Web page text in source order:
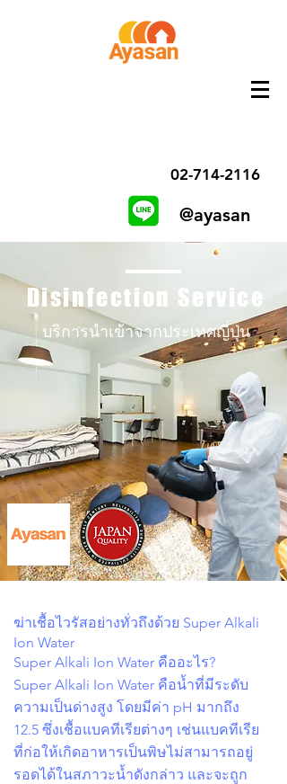
02-714-2116
@ayasan
ฆ่าเชื้อไวรัสอย่างทั่วถึงด้วย Super Alkali
Ion Water
Super Alkali Ion Water คืออะไร?
Super Alkali Ion Water คือน้ำที่มีระดับ
ความเป็นด่างสูง โดยมีค่า pH มากถึง
12.5 ซึ่งเชื้อแบคทีเรียต่างๆ เช่นแบคทีเรีย
ที่ก่อให้เกิดอาหารเป็นพิษไม่สามารถอยู่
รอดได้ในสภาวะน้ำดังกล่าว และจะถูก
Disinfection Service
บริการนำเข้าจากประเทศญี่ปุ่น​